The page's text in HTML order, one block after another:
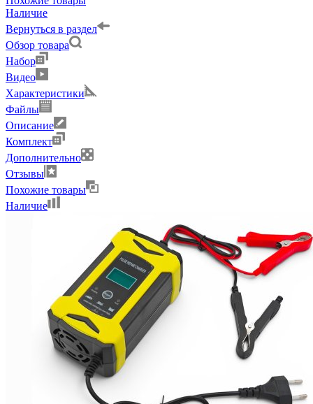
Наличие
Вернуться в раздел
Обзор товара
Набор
Видео
Характеристики
Файлы
Описание
Комплект
Дополнительно
Отзывы
Похожие товары
Наличие